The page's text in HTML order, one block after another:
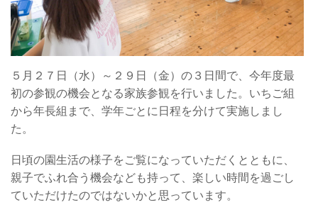
５月２７日（水）～２９日（金）の３日間で、今年度最
初の参観の機会となる家族参観を行いました。いちご組
から年長組まで、学年ごとに日程を分けて実施しまし
た。
日頃の園生活の様子をご覧になっていただくとともに、
親子でふれ合う機会なども持って、楽しい時間を過ごし
ていただけたのではないかと思っています。